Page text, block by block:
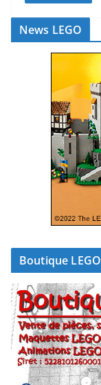
News LEGO
Boutique LEGO